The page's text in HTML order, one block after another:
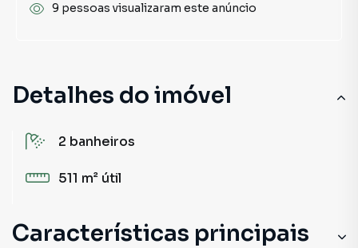
Detalhes do imóvel
2 banheiros
511 m² útil
Características principais
9 pessoas visualizaram este anúncio